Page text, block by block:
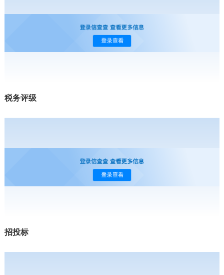
税务评级
招投标